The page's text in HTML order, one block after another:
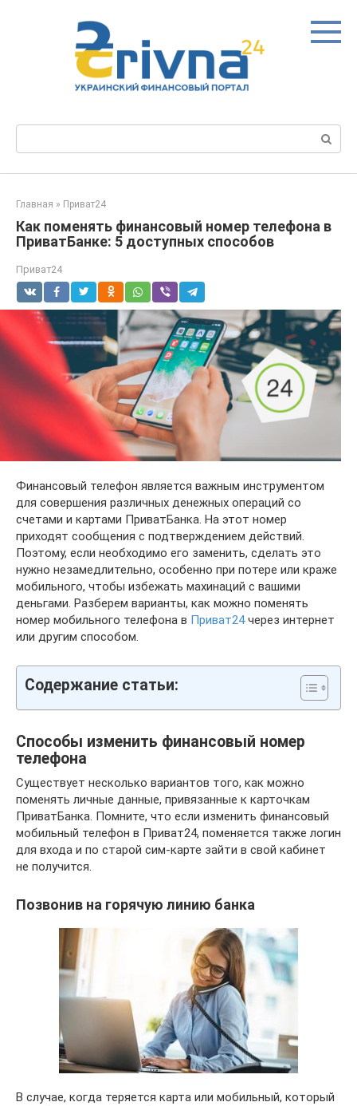
Поиск:
Главная » Приват24
Как поменять финансовый номер телефона в
ПриватБанке: 5 доступных способов
Приват24
Финансовый телефон является важным инструментом
для совершения различных денежных операций со
счетами и картами ПриватБанка. На этот номер
приходят сообщения с подтверждением действий.
Поэтому, если необходимо его заменить, сделать это
нужно незамедлительно, особенно при потере или краже
мобильного, чтобы избежать махинаций с вашими
деньгами. Разберем варианты, как можно поменять
номер мобильного телефона в Приват24через интернет
или другим способом.
Содержание статьи:
Способы изменить финансовый номер
телефона
Существует несколько вариантов того, как можно
поменять личные данные, привязанные к карточкам
ПриватБанка. Помните, что если изменить финансовый
мобильный телефон в Приват24, поменяется также логин
для входа и по старой сим-карте зайти в свой кабинет
не получится.
Позвонив на горячую линию банка
В случае, когда теряется карта или мобильный, который